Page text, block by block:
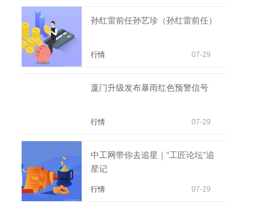
孙红雷前任孙艺珍（孙红雷前任）
行情 07-29
厦门升级发布暴雨红色预警信号
行情 07-29
中工网带你去追星｜“工匠论坛”追
星记
行情 07-29